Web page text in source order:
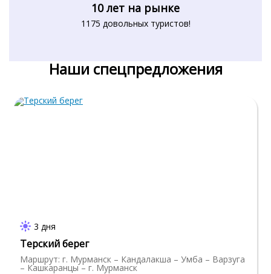
10 лет на рынке
1175 довольных туристов!
Наши спецпредложения
3 дня
Терский берег
Маршрут: г. Мурманск – Кандалакша – Умба – Варзуга
– Кашкаранцы – г. Мурманск